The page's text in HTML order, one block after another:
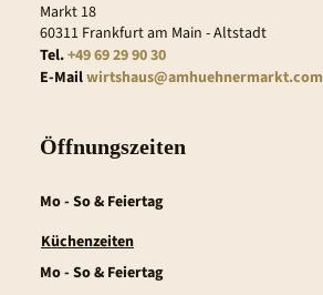
Markt 18
60311 Frankfurt am Main - Altstadt
Tel.+49 69 29 90 30
E-Mailwirtshaus@amhuehnermarkt.com
Öffnungszeiten
Mo - So & Feiertag
Küchenzeiten
Mo - So & Feiertag